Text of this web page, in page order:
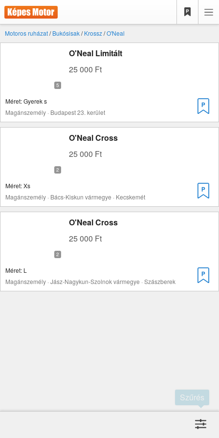
Motoros ruházat/Bukósisak/Krossz/O'Neal
O'Neal Limitált
25 000 Ft
Méret: Gyerek s
Magánszemély · Budapest 23. kerület
O'Neal Cross
25 000 Ft
Méret: Xs
Magánszemély · Bács-Kiskun vármegye · Kecskemét
O'Neal Cross
25 000 Ft
Méret: L
Magánszemély · Jász-Nagykun-Szolnok vármegye · Szászberek
Szűrés